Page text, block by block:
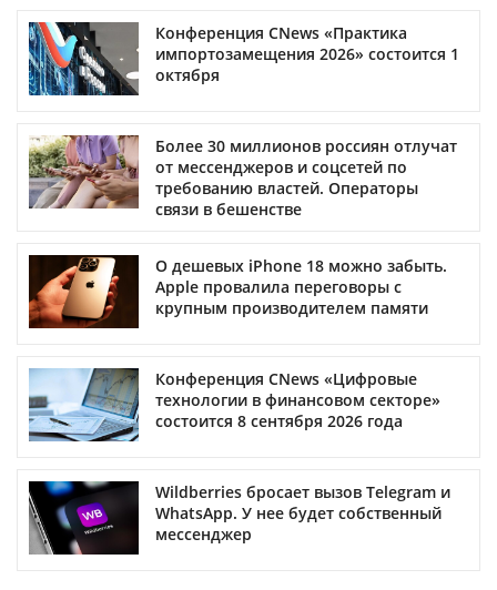
Конференция CNews «Практика
импортозамещения 2026» состоится 1
октября
Более 30 миллионов россиян отлучат
от мессенджеров и соцсетей по
требованию властей. Операторы
связи в бешенстве
О дешевых iPhone 18 можно забыть.
Apple провалила переговоры с
крупным производителем памяти
Конференция CNews «Цифровые
технологии в финансовом секторе»
состоится 8 сентября 2026 года
Wildberries бросает вызов Telegram и
WhatsApp. У нее будет собственный
мессенджер